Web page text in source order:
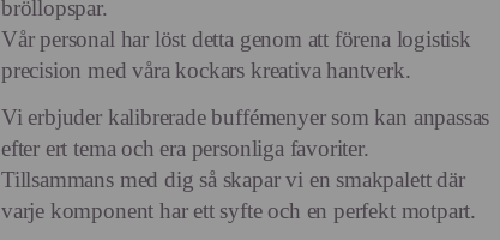
bröllopspar.
Vår personal har löst detta genom att förena logistisk
precision med våra kockars kreativa hantverk.
Vi erbjuder kalibrerade buffémenyer som kan anpassas
efter ert tema och era personliga favoriter.
Tillsammans med dig så skapar vi en smakpalett där
varje komponent har ett syfte och en perfekt motpart.